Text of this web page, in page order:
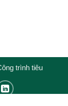
trình tiêu